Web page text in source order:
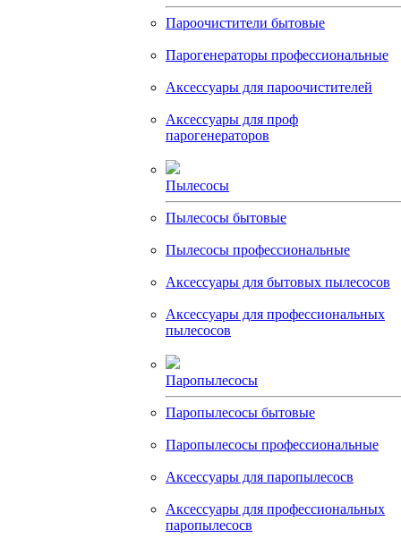
Пароочистители бытовые
Парогенераторы профессиональные
Аксессуары для пароочистителей
Аксессуары для проф
парогенераторов
Пылесосы
Пылесосы бытовые
Пылесосы профессиональные
Аксессуары для бытовых пылесосов
Аксессуары для профессиональных
пылесосов
Паропылесосы
Паропылесосы бытовые
Паропылесосы профессиональные
Аксессуары для паропылесосв
Аксессуары для профессиональных
паропылесосв